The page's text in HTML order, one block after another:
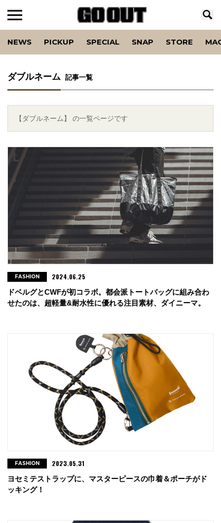
NEWS PICKUP SPECIAL SNAP STORE
ダブルネーム 記事一覧
【ダブルネーム】 の一覧ページです
ドベルグとCWFが初コラボ。都会派トートバッグに組み合わ
せたのは、超軽量&耐水性に優れる注目素材、ダイニーマ。
FASHION 2024.06.25
ヨセミテストラップに、マスターピースの巾着＆ポーチがド
ッキング！
FASHION 2023.05.31